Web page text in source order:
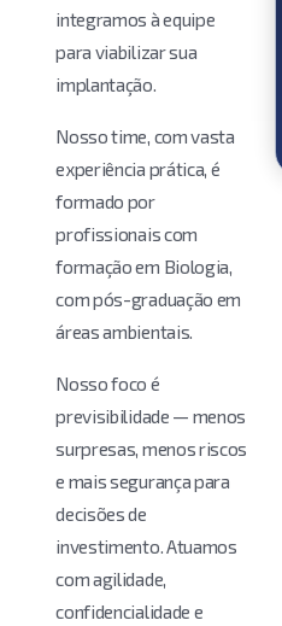
integramos à equipe
para viabilizar sua
implantação.
Nosso time, com vasta
experiência prática, é
formado por
profissionais com
formação em Biologia,
com pós-graduação em
áreas ambientais.
Nosso foco é
previsibilidade — menos
surpresas, menos riscos
e mais segurança para
decisões de
investimento. Atuamos
com agilidade,
confidencialidade e